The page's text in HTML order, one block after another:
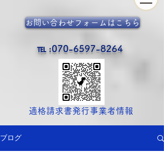
℡ :070-6597-8264
​適格請求書発行事業者情報
お問い合わせフォームはこちら
ブログ